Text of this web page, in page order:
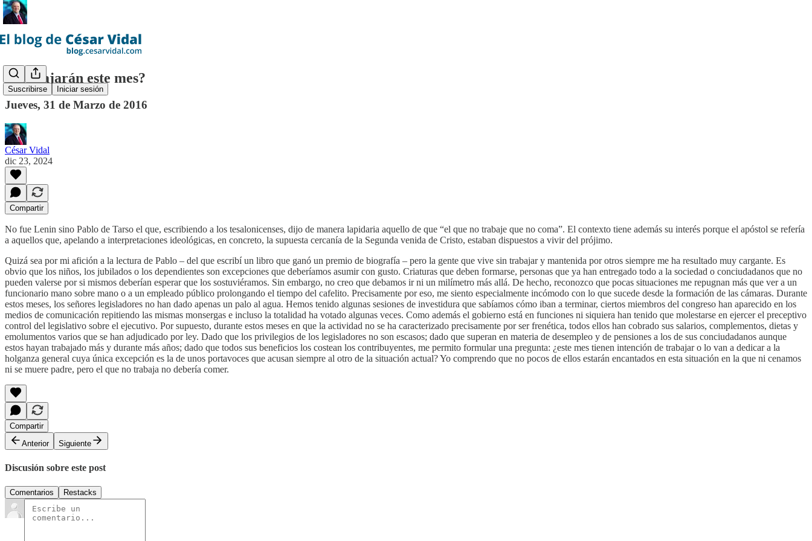
Suscribirse Iniciar sesión
¿Trabajarán este mes?
Jueves, 31 de Marzo de 2016
César Vidal
dic 23, 2024
Compartir
No fue Lenin sino Pablo de Tarso el que, escribiendo a los tesalonicenses, dijo de manera lapidaria aquello de que “el que no trabaje que no coma”. El contexto tiene además su interés porque el apóstol se refería
a aquellos que, apelando a interpretaciones ideológicas, en concreto, la supuesta cercanía de la Segunda venida de Cristo, estaban dispuestos a vivir del prójimo.
Quizá sea por mi afición a la lectura de Pablo – del que escribí un libro que ganó un premio de biografía – pero la gente que vive sin trabajar y mantenida por otros siempre me ha resultado muy cargante. Es
obvio que los niños, los jubilados o los dependientes son excepciones que deberíamos asumir con gusto. Criaturas que deben formarse, personas que ya han entregado todo a la sociedad o conciudadanos que no
pueden valerse por si mismos deberían esperar que los sostuviéramos. Sin embargo, no creo que debamos ir ni un milímetro más allá. De hecho, reconozco que pocas situaciones me repugnan más que ver a un
funcionario mano sobre mano o a un empleado público prolongando el tiempo del cafelito. Precisamente por eso, me siento especialmente incómodo con lo que sucede desde la formación de las cámaras. Durante
estos meses, los señores legisladores no han dado apenas un palo al agua. Hemos tenido algunas sesiones de investidura que sabíamos cómo iban a terminar, ciertos miembros del congreso han aparecido en los
medios de comunicación repitiendo las mismas monsergas e incluso la totalidad ha votado algunas veces. Como además el gobierno está en funciones ni siquiera han tenido que molestarse en ejercer el preceptivo
control del legislativo sobre el ejecutivo. Por supuesto, durante estos meses en que la actividad no se ha caracterizado precisamente por ser frenética, todos ellos han cobrado sus salarios, complementos, dietas y
emolumentos varios que se han adjudicado por ley. Dado que los privilegios de los legisladores no son escasos; dado que superan en materia de desempleo y de pensiones a los de sus conciudadanos aunque
estos hayan trabajado más y durante más años; dado que todos sus beneficios los costean los contribuyentes, me permito formular una pregunta: ¿este mes tienen intención de trabajar o lo van a dedicar a la
holganza general cuya única excepción es la de unos portavoces que acusan siempre al otro de la situación actual? Yo comprendo que no pocos de ellos estarán encantados en esta situación en la que ni cenamos
ni se muere padre, pero el que no trabaja no debería comer.
Compartir
Anterior
Siguiente
Discusión sobre este post
Comentarios Restacks